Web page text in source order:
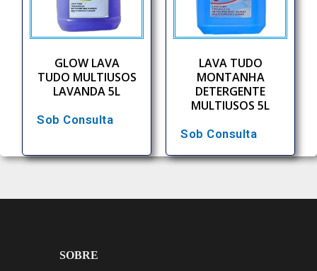
GLOW LAVA
TUDO MULTIUSOS
LAVANDA 5L
Sob Consulta
LAVA TUDO
MONTANHA
DETERGENTE
MULTIUSOS 5L
Sob Consulta
SOBRE